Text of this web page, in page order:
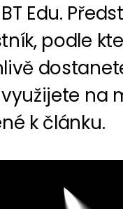
Edu.
podle
na
k článku.